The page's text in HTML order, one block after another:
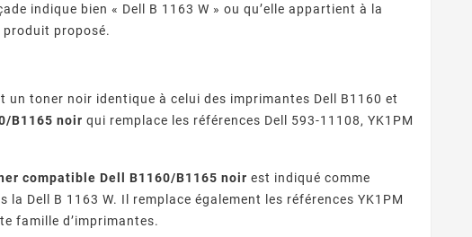
Quels Fournisseurs
Garantissent Une Qualité
qualité, puces, garanties,
normes ISO/STMC, avis
garanties : fabricants
premium, certifications,
indique bien « Dell B 1163 W » ou qu’elle appartient à la
proposé.
un toner noir identique à celui des imprimantes Dell B1160 et
B1165 noir qui remplace les références Dell 593-11108, YK1PM
compatible Dell B1160/B1165 noir est indiqué comme
Dell B 1163 W. Il remplace également les références YK1PM
famille d’imprimantes.